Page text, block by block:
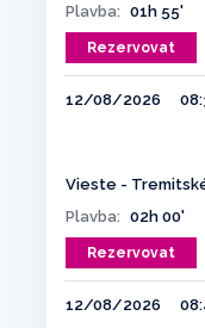
Plavba: 01h 55'
Rezervovat
12/08/2026
Vieste -
Plavba: 02h 00'
Rezervovat
12/08/2026